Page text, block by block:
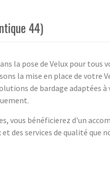
44)
la pose de Velux pour tous
la mise en place de votre
de bardage adaptées
vous bénéficierez d'un
des services de qualité que